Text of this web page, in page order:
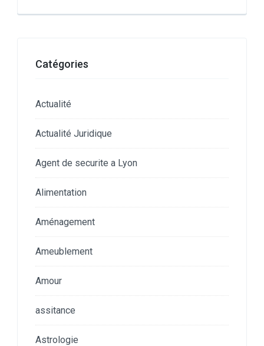
Catégories
Actualité
Actualité Juridique
Agent de securite a Lyon
Alimentation
Aménagement
Ameublement
Amour
assitance
Astrologie